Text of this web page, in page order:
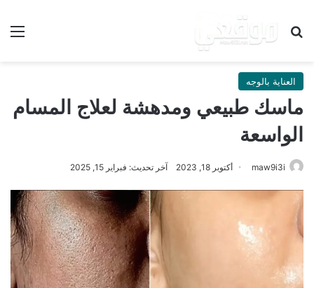
بحث عن
العناية بالوجه
ماسك طبيعي ومدهشة لعلاج المسام
الواسعة
maw9i3i أكتوبر 18, 2023 آخر تحديث: فبراير 15, 2025